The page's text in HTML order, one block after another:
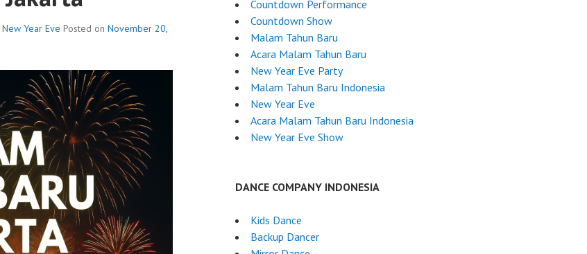
New Year Eve Posted on November 20,
Countdown Performance
Countdown Show
Malam Tahun Baru
Acara Malam Tahun Baru
New Year Eve Party
Malam Tahun Baru Indonesia
New Year Eve
Acara Malam Tahun Baru Indonesia
New Year Eve Show
DANCE COMPANY INDONESIA
Kids Dance
Backup Dancer